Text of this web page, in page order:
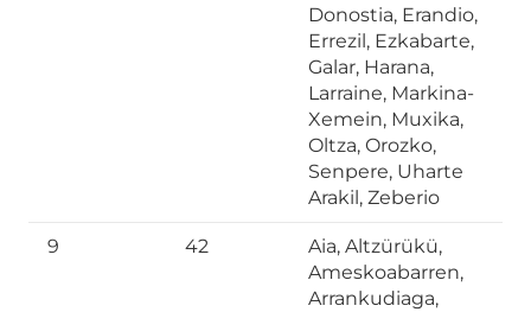
Donostia, Erandio,
Errezil, Ezkabarte,
Galar, Harana,
Larraine, Markina-
Xemein, Muxika,
Oltza, Orozko,
Senpere, Uharte
Arakil, Zeberio
9 42
Aia, Altzürükü,
Ameskoabarren,
Arrankudiaga,